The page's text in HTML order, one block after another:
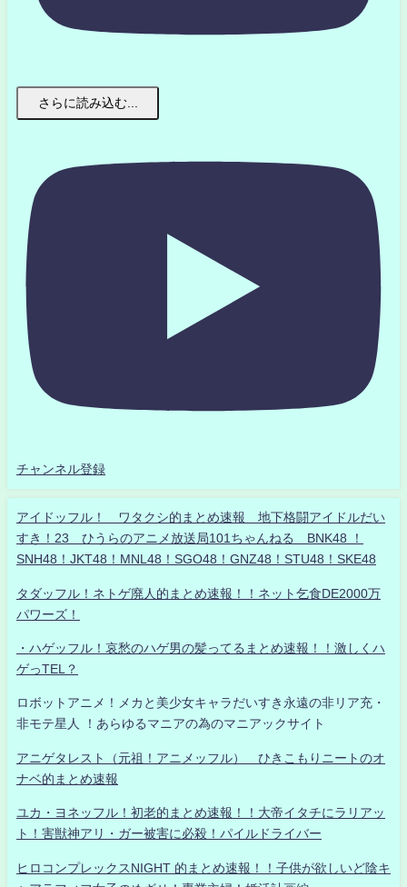
さらに読み込む...
チャンネル登録
アイドッフル！ ワタクシ的まとめ速報 地下格闘アイドルだい
すき！23 ひうらのアニメ放送局101ちゃんねる BNK48 ！
SNH48！JKT48！MNL48！SGO48！GNZ48！STU48！SKE48
タダッフル！ネトゲ廃人的まとめ速報！！ネット乞食DE2000万
パワーズ！
・ハゲッフル！哀愁のハゲ男の髪ってるまとめ速報！！激しくハ
ゲっTEL？
ロボットアニメ！メカと美少女キャラだいすき永遠の非リア充・
非モテ星人 ！あらゆるマニアの為のマニアックサイト
アニゲタレスト（元祖！アニメッフル） ひきこもりニートのオ
ナベ的まとめ速報
ユカ・ヨネッフル！初老的まとめ速報！！大帝イタチにラリアッ
ト！害獣神アリ・ガー被害に必殺！パイルドライバー
ヒロコンプレックスNIGHT 的まとめ速報！！子供が欲しいど陰キ